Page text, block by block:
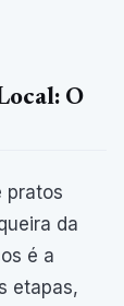
O
pratos
da
é a
etapas,